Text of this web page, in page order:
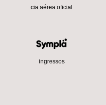
cia aérea oficial
ingressos